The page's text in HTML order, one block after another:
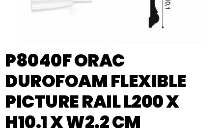
P8040F ORAC
DUROFOAM FLEXIBLE
PICTURE RAIL L200 X
H10.1 X W2.2 CM